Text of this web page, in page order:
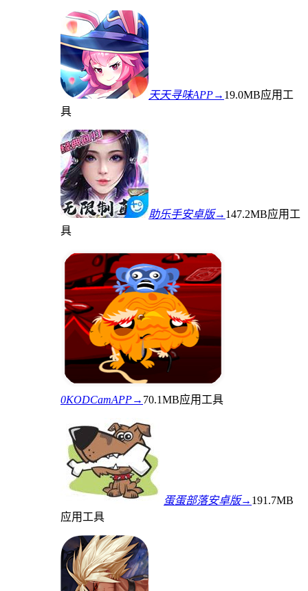
天天寻味APP→ 19.0MB应用工
具
助乐手安卓版→ 147.2MB应用工
具
0KODCamAPP→ 70.1MB应用工具
蛋蛋部落安卓版→ 191.7MB
应用工具